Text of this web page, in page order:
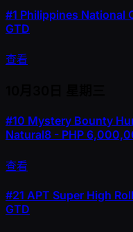
#1 Philippines National
GTD
查看
#10 Mystery Bounty
Natural8 - PHP
查看
#21 APT Super High
GTD